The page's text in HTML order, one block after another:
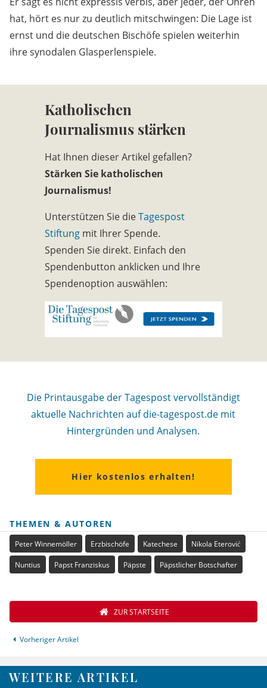
hat, hört es nur zu deutlich mitschwingen: Die Lage ist
ernst und die deutschen Bischöfe spielen weiterhin
ihre synodalen Glasperlenspiele.
Katholischen
Journalismus stärken
Hat Ihnen dieser Artikel gefallen?
Stärken Sie katholischen
Journalismus!
Unterstützen Sie dieTagespost
Stiftung mit Ihrer Spende.
Spenden Sie direkt. Einfach den
Spendenbutton anklicken und Ihre
Spendenoption auswählen:
Die Printausgabe der Tagespost vervollständigt
aktuelle Nachrichten auf die-tagespost.de mit
Hintergründen und Analysen.
Hier kostenlos erhalten!
THEMEN & AUTOREN
Peter Winnemöller Erzbischöfe Katechese Nikola Eterović
Nuntius Papst Franziskus Päpste Päpstlicher Botschafter
Vorheriger Artikel
ZUR STARTSEITE
WEITERE ARTIKEL